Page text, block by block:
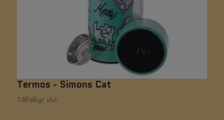
Termos - Simons Cat
Tillfälligt slut